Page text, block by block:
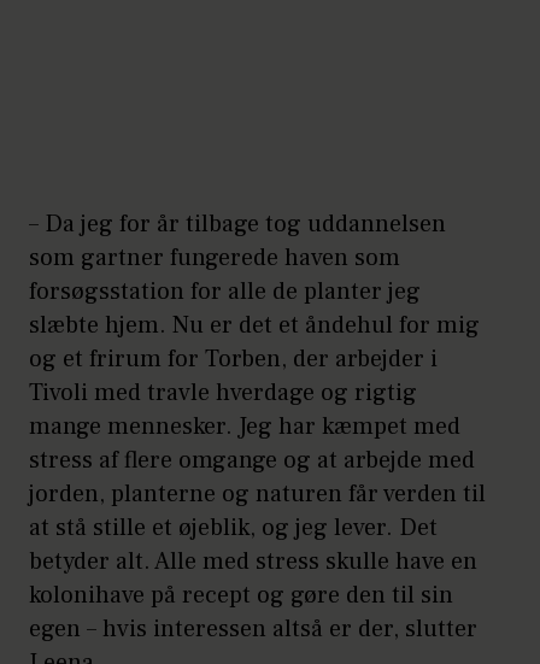
– Da jeg for år tilbage tog uddannelsen
som gartner fungerede haven som
forsøgsstation for alle de planter jeg
slæbte hjem. Nu er det et åndehul for mig
og et frirum for Torben, der arbejder i
Tivoli med travle hverdage og rigtig
mange mennesker. Jeg har kæmpet med
stress af flere omgange og at arbejde med
jorden, planterne og naturen får verden til
at stå stille et øjeblik, og jeg lever. Det
betyder alt. Alle med stress skulle have en
kolonihave på recept og gøre den til sin
egen – hvis interessen altså er der, slutter